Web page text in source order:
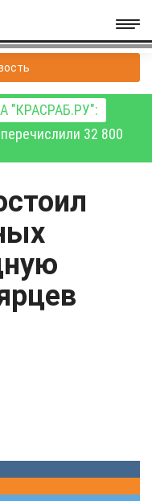
"КРАСРАБ.РУ":
32 800